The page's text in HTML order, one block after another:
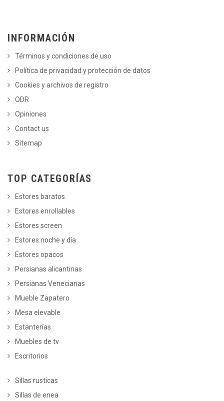
INFORMACIÓN
Términos y condiciones de uso
Política de privacidad y protección de datos
Cookies y archivos de registro
ODR
Opiniones
Contact us
Sitemap
TOP CATEGORÍAS
Estores baratos
Estores enrollables
Estores screen
Estores noche y día
Estores opacos
Persianas alicantinas
Persianas Venecianas
Mueble Zapatero
Mesa elevable
Estanterías
Muebles de tv
Escritorios
Sillas rusticas
Sillas de enea